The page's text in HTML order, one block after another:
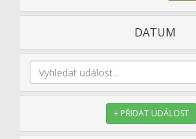
DATUM
+ PŘIDAT UDÁLOST